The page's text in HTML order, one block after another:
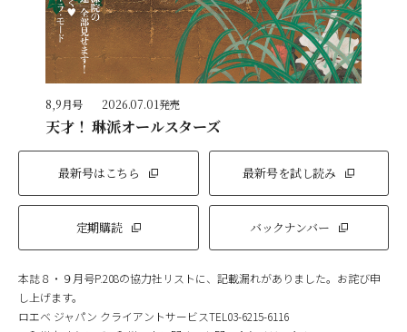
8,9月号 2026.07.01発売
天才！ 琳派オールスターズ
最新号はこちら 最新号を試し読み
定期購読 バックナンバー
本誌８・９月号P.208の協力社リストに、記載漏れがありました。お詫び申
し上げます。
ロエベ ジャパン クライアントサービスTEL03-6215-6116